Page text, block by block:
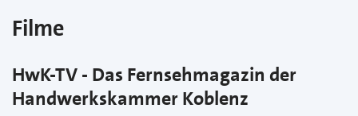
Filme
HwK-TV - Das Fernsehmagazin der
Handwerkskammer Koblenz